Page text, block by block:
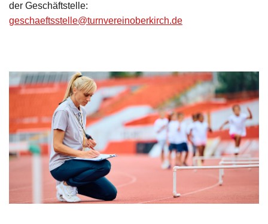
der Geschäftstelle:
geschaeftsstelle@turnvereinoberkirch.de